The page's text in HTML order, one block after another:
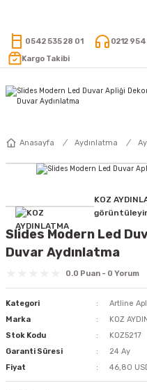
0542 535 28 01 0212
Kargo Takibi
Anasayfa Aydınlatma
KOZ
Slides Modern Led
Duvar Aydınlatma
0.0 Puan - 0 Yorum
Kategori
Artline
Marka
KOZ
Stok Kodu
KOZ5217
Garanti Süresi
24 Ay
Fiyat
46,80